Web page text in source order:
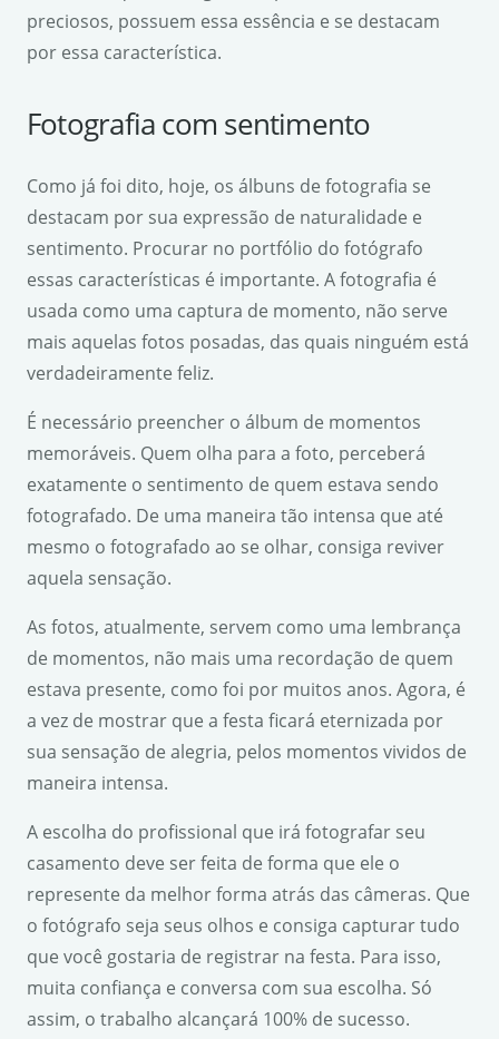
preciosos, possuem essa essência e se destacam
por essa característica.
Fotografia com sentimento
Como já foi dito, hoje, os álbuns de fotografia se
destacam por sua expressão de naturalidade e
sentimento. Procurar no portfólio do fotógrafo
essas características é importante. A fotografia é
usada como uma captura de momento, não serve
mais aquelas fotos posadas, das quais ninguém está
verdadeiramente feliz.
É necessário preencher o álbum de momentos
memoráveis. Quem olha para a foto, perceberá
exatamente o sentimento de quem estava sendo
fotografado. De uma maneira tão intensa que até
mesmo o fotografado ao se olhar, consiga reviver
aquela sensação.
As fotos, atualmente, servem como uma lembrança
de momentos, não mais uma recordação de quem
estava presente, como foi por muitos anos. Agora, é
a vez de mostrar que a festa ficará eternizada por
sua sensação de alegria, pelos momentos vividos de
maneira intensa.
A escolha do profissional que irá fotografar seu
casamento deve ser feita de forma que ele o
represente da melhor forma atrás das câmeras. Que
o fotógrafo seja seus olhos e consiga capturar tudo
que você gostaria de registrar na festa. Para isso,
muita confiança e conversa com sua escolha. Só
assim, o trabalho alcançará 100% de sucesso.